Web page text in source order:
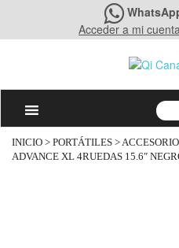
Acceder a mi
INICIO > PORTÁTILES >
ADVANCE XL 4RUEDAS 15.6″